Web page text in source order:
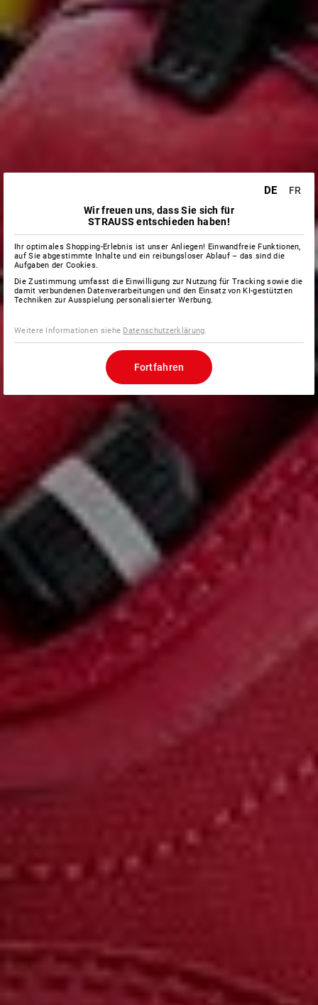
DE
FR
Wir freuen uns, dass Sie sich für
STRAUSS entschieden haben!
Ihr optimales Shopping-Erlebnis ist unser Anliegen! Einwandfreie Funktionen,
auf Sie abgestimmte Inhalte und ein reibungsloser Ablauf – das sind die
Aufgaben der Cookies.
Die Zustimmung umfasst die Einwilligung zur Nutzung für Tracking sowie die
damit verbundenen Datenverarbeitungen und den Einsatz von KI-gestützten
Techniken zur Ausspielung personalisierter Werbung.
Weitere Informationen siehe Datenschutzerklärung.
Fortfahren